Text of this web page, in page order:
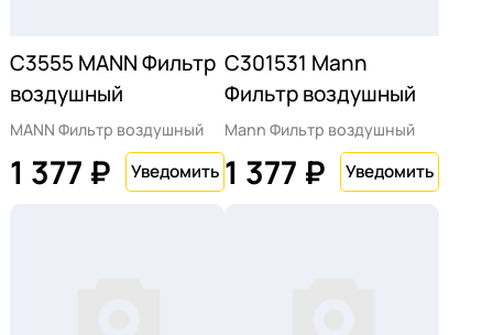
C3555 MANN Фильтр
воздушный
MANN Фильтр воздушный
1 377 ₽
C301531 Mann
Фильтр воздушный
Mann Фильтр воздушный
1 377 ₽